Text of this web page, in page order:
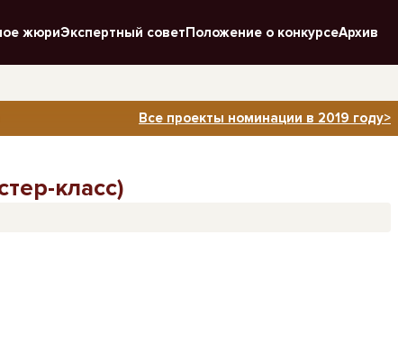
жюриЭкспертный советПоложение о конкурсеАрхив
Все проекты номинации в 2019 году>
класс)